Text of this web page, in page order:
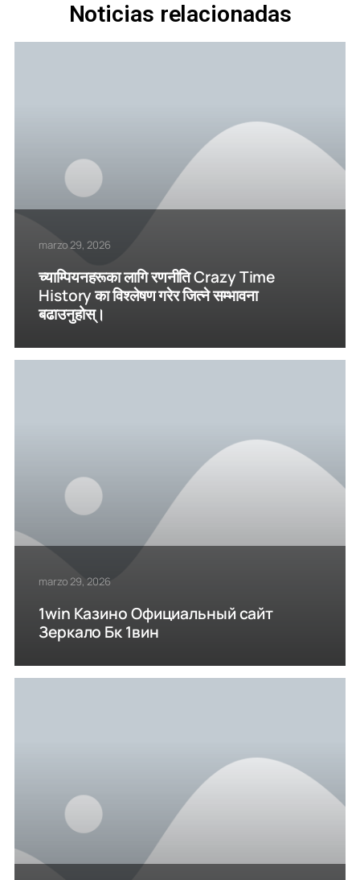
Noticias relacionadas
marzo 29, 2026
च्याम्पियनहरूका लागि रणनीति Crazy Time
History का विश्लेषण गरेर जित्ने सम्भावना
बढाउनुहोस्।
marzo 29, 2026
1win Казино Официальный сайт
Зеркало Бк 1вин